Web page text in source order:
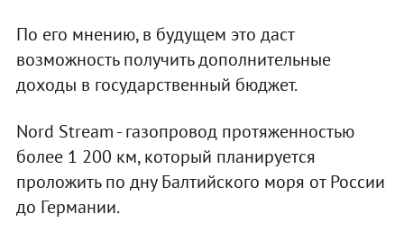
По его мнению, в будущем это даст
возможность получить дополнительные
доходы в государственный бюджет.
Nord Stream - газопровод протяженностью
более 1 200 км, который планируется
проложить по дну Балтийского моря от России
до Германии.